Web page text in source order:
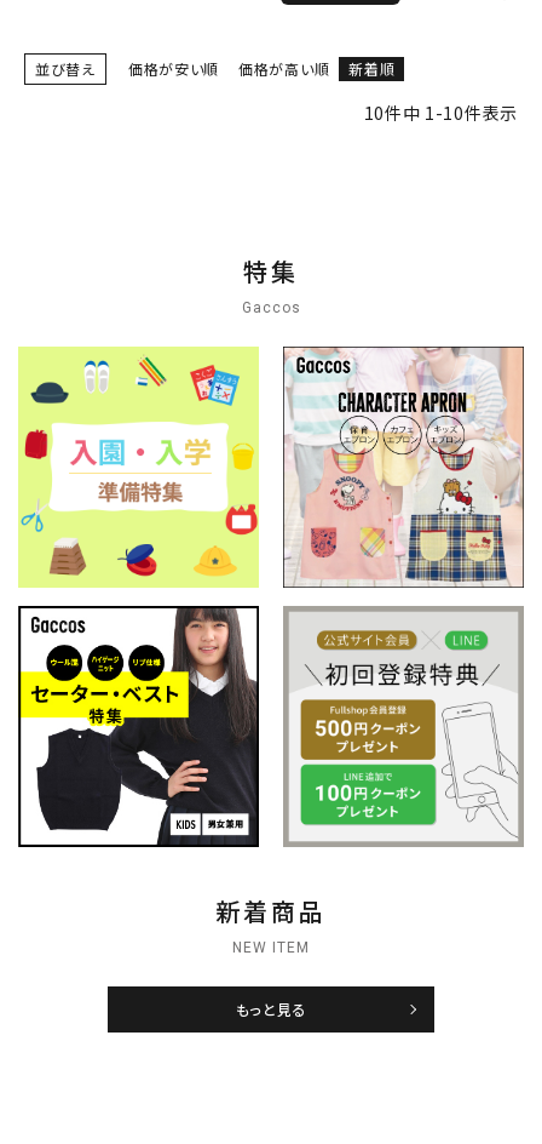
並び替え 価格が安い順 価格が高い順 新着順
10件中 1-10件表示
特集
Gaccos
新着商品
NEW ITEM
もっと見る